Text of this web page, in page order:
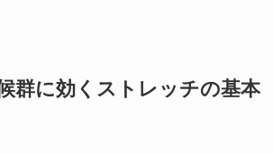
群に効くストレッチの基本